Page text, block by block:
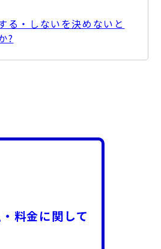
る・しないを決めないと
?
料金に関して